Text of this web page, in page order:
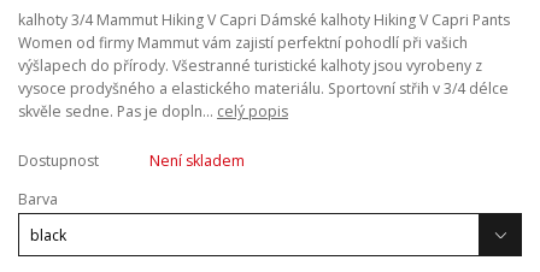
kalhoty 3/4 Mammut Hiking V Capri Dámské kalhoty Hiking V Capri Pants
Women od firmy Mammut vám zajistí perfektní pohodlí při vašich
výšlapech do přírody. Všestranné turistické kalhoty jsou vyrobeny z
vysoce prodyšného a elastického materiálu. Sportovní střih v 3/4 délce
skvěle sedne. Pas je dopln... celý popis
Dostupnost
Není skladem
Barva